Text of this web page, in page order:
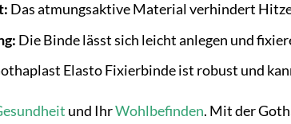
Das atmungsaktive Material verhindert
Die Binde lässt sich leicht anlegen und
Elasto Fixierbinde ist robust und
und IhrWohlbefinden. Mit der